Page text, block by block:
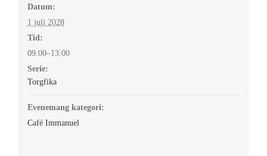
Datum:
1 juli 2028
Tid:
09:00–13:00
Serie:
Torgfika
Evenemang kategori:
Café Immanuel